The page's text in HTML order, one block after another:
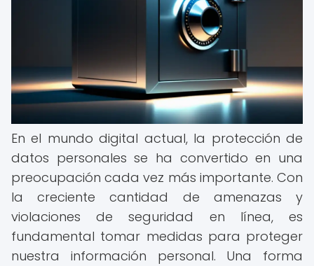
En el mundo digital actual, la protección de
datos personales se ha convertido en una
preocupación cada vez más importante. Con
la creciente cantidad de amenazas y
violaciones de seguridad en línea, es
fundamental tomar medidas para proteger
nuestra información personal. Una forma